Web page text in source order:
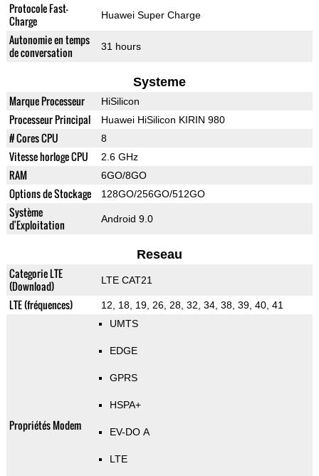
Protocole Fast-
Charge
Huawei Super Charge
Autonomie en temps
de conversation
31 hours
Systeme
Marque Processeur HiSilicon
Processeur Principal Huawei HiSilicon KIRIN 980
# Cores CPU 8
Vitesse horloge CPU 2.6 GHz
RAM 6GO/8GO
Options de Stockage 128GO/256GO/512GO
Système
d'Exploitation
Android 9.0
Reseau
Categorie LTE
(Download)
LTE CAT21
LTE (fréquences) 12, 18, 19, 26, 28, 32, 34, 38, 39, 40, 41
Propriétés Modem
UMTS
EDGE
GPRS
HSPA+
EV-DO A
LTE